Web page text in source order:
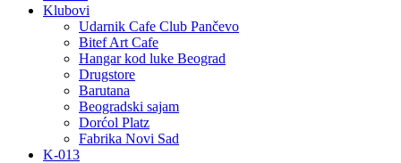
Klubovi
Udarnik Cafe Club Pančevo
Bitef Art Cafe
Hangar kod luke Beograd
Drugstore
Barutana
Beogradski sajam
Dorćol Platz
Fabrika Novi Sad
K-013